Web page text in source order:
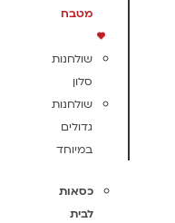
מטבח
שולחנות
סלון
שולחנות
גדולים
במיוחד
כסאות
לבית